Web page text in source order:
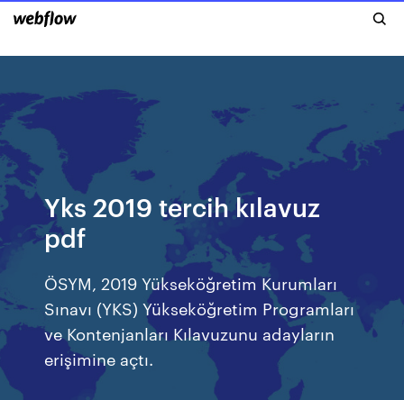
Yks 2019 tercih kılavuz
pdf
ÖSYM, 2019 Yükseköğretim Kurumları
Sınavı (YKS) Yükseköğretim Programları
ve Kontenjanları Kılavuzunu adayların
erişimine açtı.